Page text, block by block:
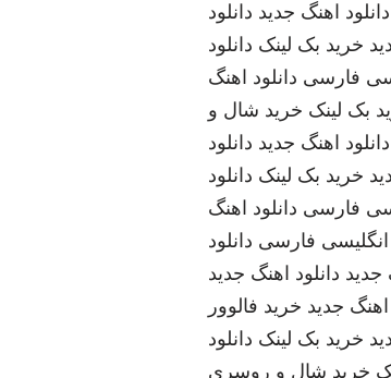
دانلود اهنگ جدید دانلود
خرید بک لینک دانلود
فارسی دانلود اهنگ
بک لینک خرید شال و
دانلود اهنگ جدید دانلود
خرید بک لینک دانلود
فارسی دانلود اهنگ
فارسی دانلود
جدید دانلود اهنگ جدید
اهنگ جدید خرید فالوور
خرید بک لینک دانلود
خرید شال و روسری